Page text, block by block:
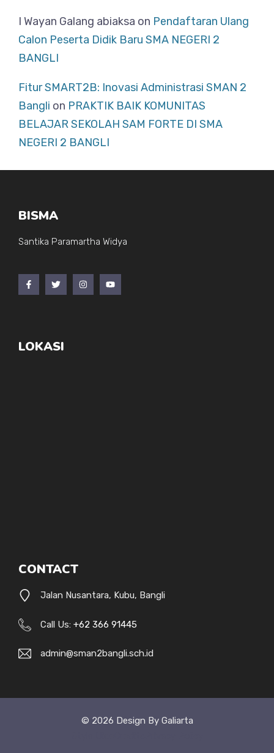
I Wayan Galang abiaksa on Pendaftaran Ulang
Calon Peserta Didik Baru SMA NEGERI 2
BANGLI
Fitur SMART2B: Inovasi Administrasi SMAN 2
Bangli on PRAKTIK BAIK KOMUNITAS
BELAJAR SEKOLAH SAM FORTE DI SMA
NEGERI 2 BANGLI
BISMA
Santika Paramartha Widya
LOKASI
CONTACT
Jalan Nusantara, Kubu, Bangli
Call Us: +62 366 91445
admin@sman2bangli.sch.id
© 2026 Design By Galiarta